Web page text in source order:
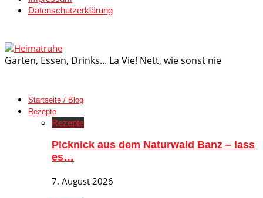
Datenschutzerklärung
Garten, Essen, Drinks... La Vie! Nett, wie sonst nie
Startseite / Blog
Rezepte
Rezepte
Picknick aus dem Naturwald Banz – lass
es…
7. August 2026